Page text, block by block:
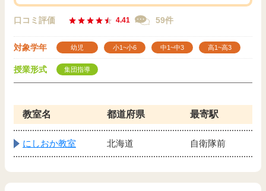
口コミ評価 4.41 59件
対象学年 幼児 小1~小6 中1~中3 高1~高3
授業形式 集団指導
教室名 都道府県 最寄駅
にしおか教室 北海道 自衛隊前